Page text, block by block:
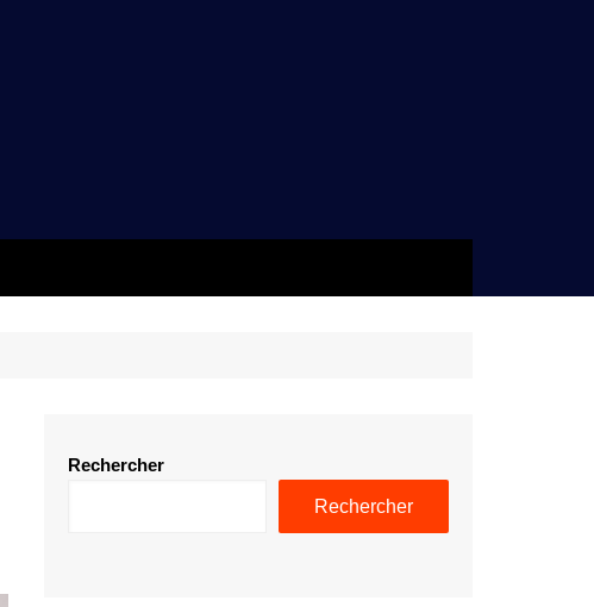
Rechercher
Rechercher